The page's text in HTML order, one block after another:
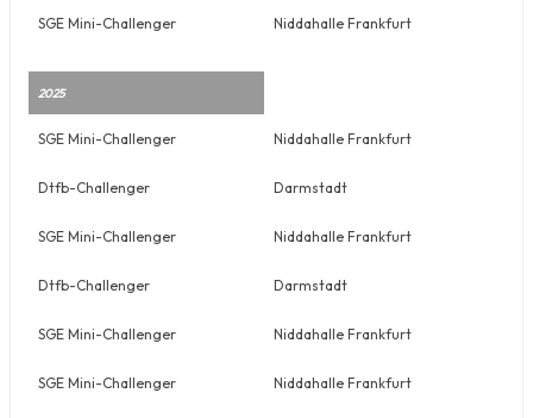
SGE Mini-Challenger Niddahalle Frankfurt
2025
SGE Mini-Challenger Niddahalle Frankfurt
Dtfb-Challenger Darmstadt
SGE Mini-Challenger Niddahalle Frankfurt
Dtfb-Challenger Darmstadt
SGE Mini-Challenger Niddahalle Frankfurt
SGE Mini-Challenger Niddahalle Frankfurt